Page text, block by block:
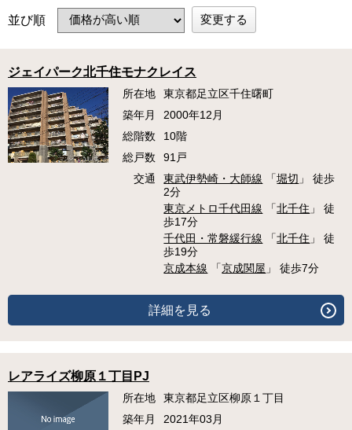
並び順 変更する
ジェイパーク北千住モナクレイス
所在地
東京都足立区千住曙町
築年月
2000年12月
総階数
10階
総戸数
91戸
交通
東武伊勢崎・大師線 「堀切 」 徒歩
2分
東京メトロ千代田線 「北千住 」 徒
歩17分
千代田・常磐緩行線 「北千住 」 徒
歩19分
京成本線 「京成関屋 」 徒歩7分
詳細を見る
レアライズ柳原１丁目PJ
所在地
東京都足立区柳原１丁目
築年月
2021年03月